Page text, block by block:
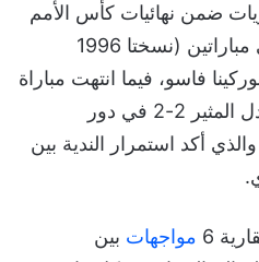
المنتخبان في 4 مباريات ضمن نهائيات كأس الأمم
الإفريقية. فازت الجزائر في مباراتين (نسختا 1996
فاسو، فيما انتهت مباراة
واحدة بالتعادل، أبرزها التعادل المثير 2-2 في دور
بنسخة 2024، والذي أكد استمرار الندية بين
6 مواجهات بين